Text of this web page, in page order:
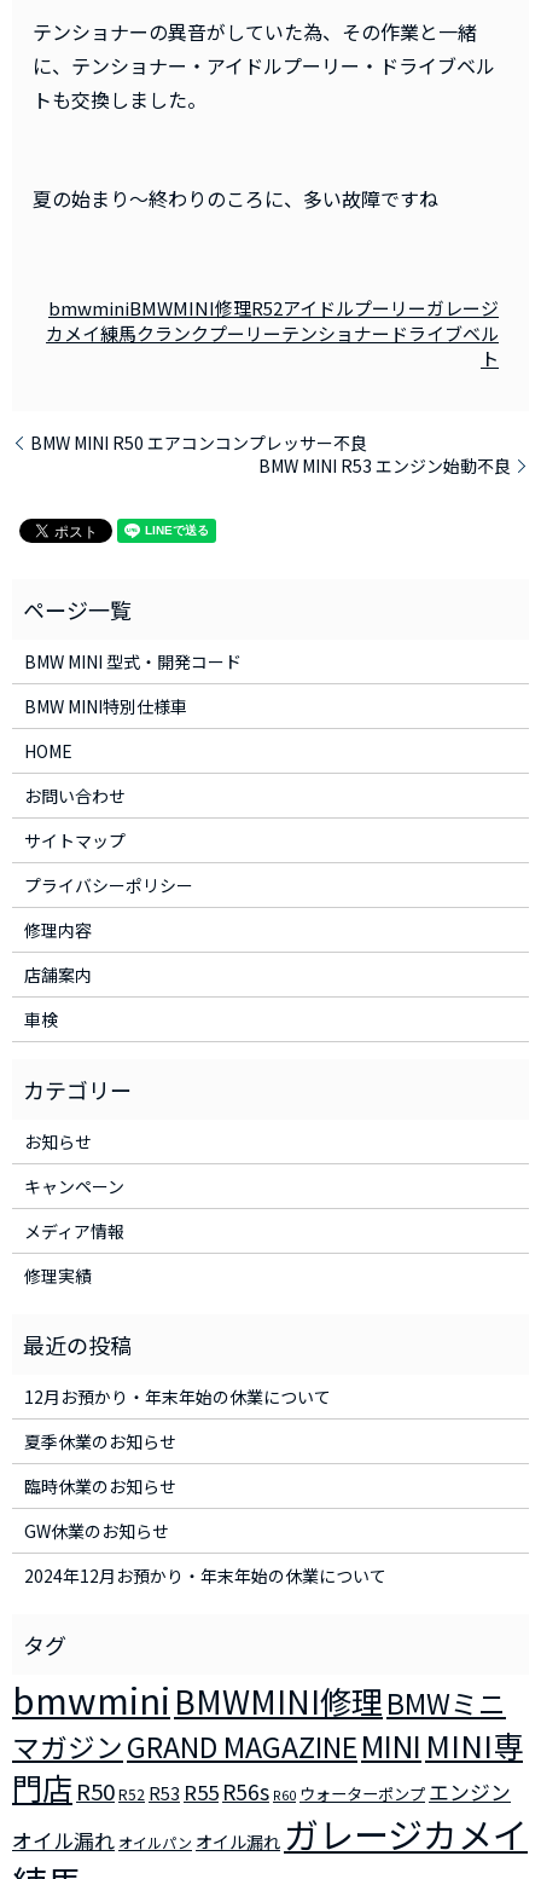
テンショナーの異音がしていた為、その作業と一緒
に、テンショナー・アイドルプーリー・ドライブベル
トも交換しました。
夏の始まり～終わりのころに、多い故障ですね
bmwminiBMWMINI修理R52アイドルプーリーガレージ
カメイ練馬クランクプーリーテンショナー ドライブベル
ト
BMW MINI R50 エアコンコンプレッサー不良
BMW MINI R53 エンジン始動不良
BMW MINI 型式・開発コード
BMW MINI特別仕様車
HOME
お問い合わせ
サイトマップ
プライバシーポリシー
修理内容
店舗案内
車検
お知らせ
キャンペーン
メディア情報
修理実績
12月お預かり・年末年始の休業について
夏季休業のお知らせ
臨時休業のお知らせ
GW休業のお知らせ
2024年12月お預かり・年末年始の休業について
bmwmini BMWMINI修理BMWミニ
マガジンGRAND MAGAZINEMINI MINI専
門店 R50R52 R53 R55 R56s R60 ウォーターポンプ エンジン
オイル漏れ オイルパン オイル漏れ ガレージカメイ